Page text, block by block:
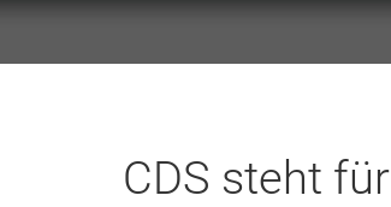
CDS steht für